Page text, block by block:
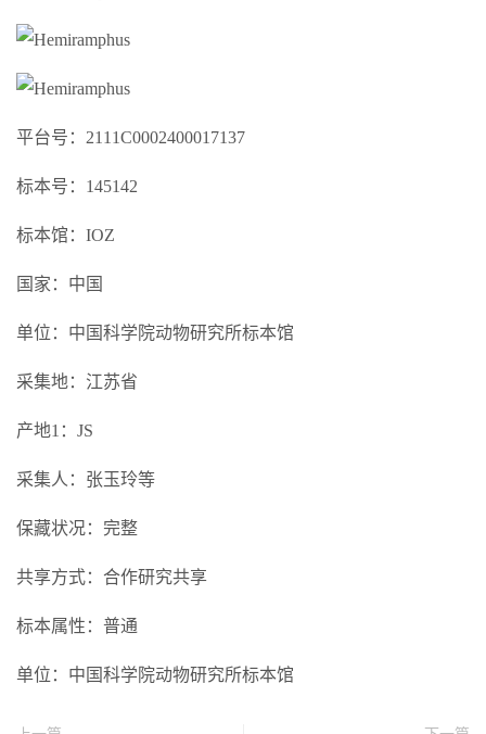
平台号：2111C0002400017137
标本号：145142
标本馆：IOZ
国家：中国
单位：中国科学院动物研究所标本馆
采集地：江苏省
产地1：JS
采集人：张玉玲等
保藏状况：完整
共享方式：合作研究共享
标本属性：普通
单位：中国科学院动物研究所标本馆